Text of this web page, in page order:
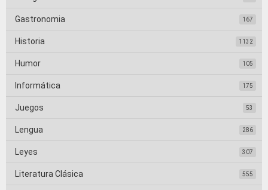
Gastronomia 167
Historia 1132
Humor 105
Informática 175
Juegos 53
Lengua 286
Leyes 307
Literatura Clásica 555